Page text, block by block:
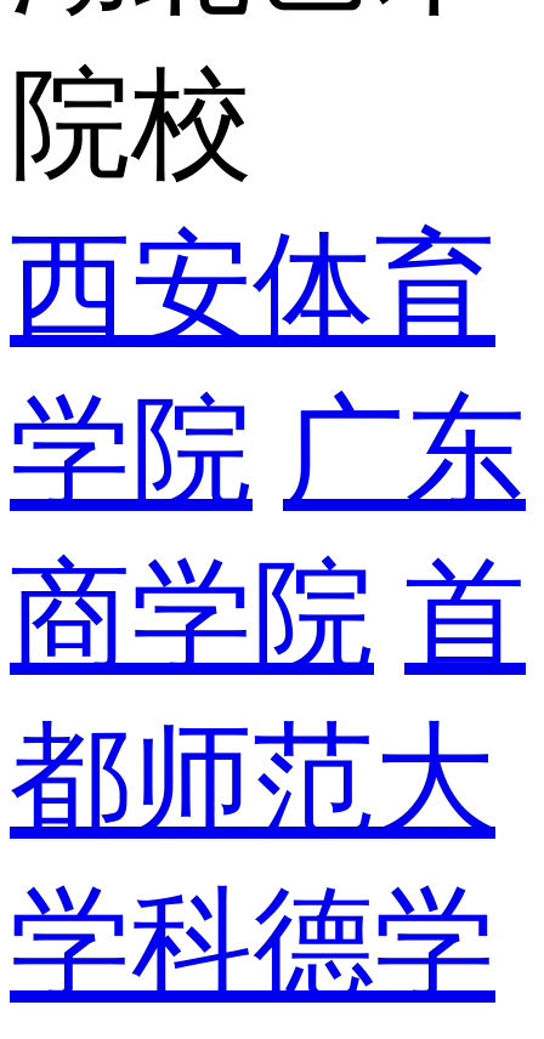
院校
西安体育
学院 广东
商学院 首
都师范大
学科德学